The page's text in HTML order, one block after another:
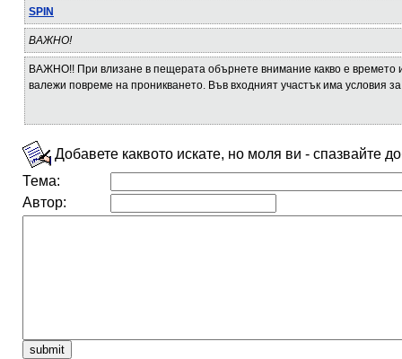
SPIN
ВАЖНО!
ВАЖНО!! При влизане в пещерата обърнете внимание какво е времето
валежи повреме на проникването. Във входният участък има условия
Добавете каквото искате, но моля ви - спазвайте
Тема:
Автор: